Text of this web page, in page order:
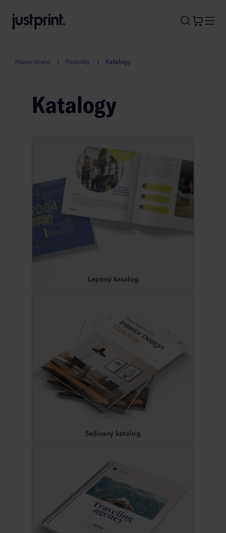
A
Hlavní strana Produkty Katalogy
Katalogy
Lepený katalog
Sešívaný katalog